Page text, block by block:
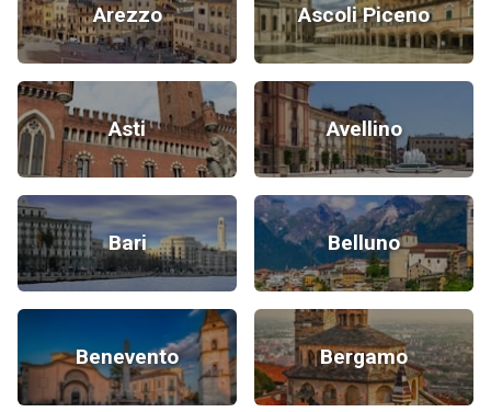
Arezzo Ascoli Piceno
Asti Avellino
Bari Belluno
Benevento Bergamo